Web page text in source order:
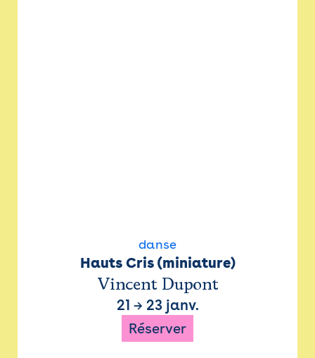
danse
Hauts Cris (miniature)
Vincent Dupont
21 → 23 janv.
Réserver